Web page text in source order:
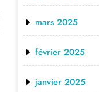
mars 2025
février 2025
janvier 2025